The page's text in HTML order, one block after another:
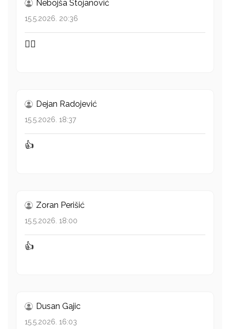
Nebojša Stojanović
15.5.2026. 20:36
👍🏻
Dejan Radojević
15.5.2026. 18:37
👍
Zoran Perišić
15.5.2026. 18:00
👍
Dusan Gajic
15.5.2026. 16:03